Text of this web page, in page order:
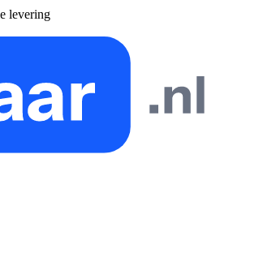
levering